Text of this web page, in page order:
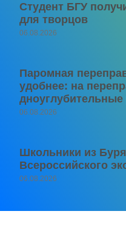
Студент БГУ
для творцов
06.08.2026
Паромная
удобнее: на
06.08.2026
Школьники из
Всероссийского
06.08.2026